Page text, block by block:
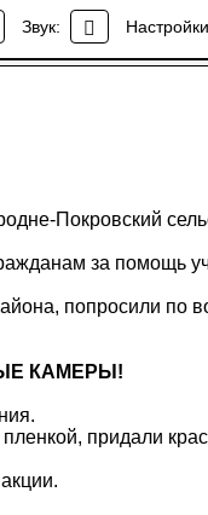
Звук:
воинам
Покровский
за помощь
попросили по
КАМЕРЫ!
придали